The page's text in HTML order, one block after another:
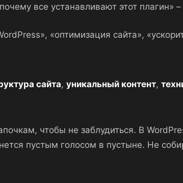
все устанавливают этот плагин»
«оптимизация сайта»,
сайта, уникальный контент,
чтобы не заблудиться. В
пустым голосом в пустыне. Не